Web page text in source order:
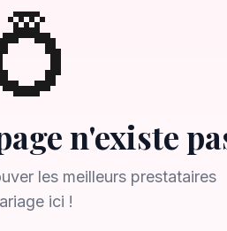
n'existe
les meilleurs prestataires
ici !